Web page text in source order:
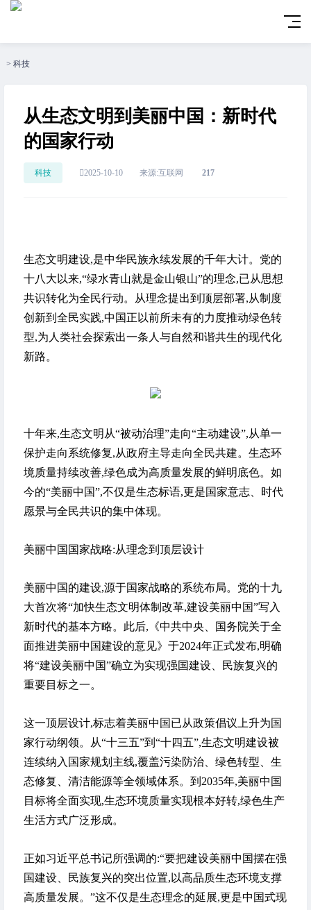
> 科技
从生态文明到美丽中国：新时代
的国家行动
科技 2025-10-10 来源:互联网 217
生态文明建设,是中华民族永续发展的千年大计。党的
十八大以来,“绿水青山就是金山银山”的理念,已从思想
共识转化为全民行动。从理念提出到顶层部署,从制度
创新到全民实践,中国正以前所未有的力度推动绿色转
型,为人类社会探索出一条人与自然和谐共生的现代化
新路。
十年来,生态文明从“被动治理”走向“主动建设”,从单一
保护走向系统修复,从政府主导走向全民共建。生态环
境质量持续改善,绿色成为高质量发展的鲜明底色。如
今的“美丽中国”,不仅是生态标语,更是国家意志、时代
愿景与全民共识的集中体现。
美丽中国国家战略:从理念到顶层设计
美丽中国的建设,源于国家战略的系统布局。党的十九
大首次将“加快生态文明体制改革,建设美丽中国”写入
新时代的基本方略。此后,《中共中央、国务院关于全
面推进美丽中国建设的意见》于2024年正式发布,明确
将“建设美丽中国”确立为实现强国建设、民族复兴的
重要目标之一。
这一顶层设计,标志着美丽中国已从政策倡议上升为国
家行动纲领。从“十三五”到“十四五”,生态文明建设被
连续纳入国家规划主线,覆盖污染防治、绿色转型、生
态修复、清洁能源等全领域体系。到2035年,美丽中国
目标将全面实现,生态环境质量实现根本好转,绿色生产
生活方式广泛形成。
正如习近平总书记所强调的:“要把建设美丽中国摆在强
国建设、民族复兴的突出位置,以高品质生态环境支撑
高质量发展。”这不仅是生态理念的延展,更是中国式现